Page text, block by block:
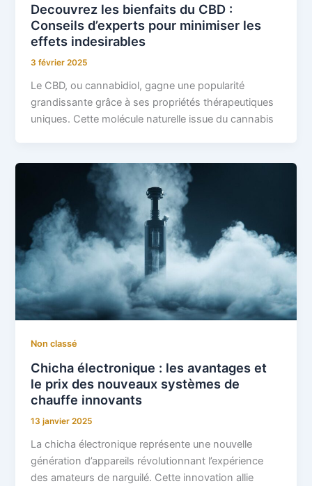
Decouvrez les bienfaits du CBD :
Conseils d’experts pour minimiser les
effets indesirables
3 février 2025
Le CBD, ou cannabidiol, gagne une popularité
grandissante grâce à ses propriétés thérapeutiques
uniques. Cette molécule naturelle issue du cannabis
Non classé
Chicha électronique : les avantages et
le prix des nouveaux systèmes de
chauffe innovants
13 janvier 2025
La chicha électronique représente une nouvelle
génération d’appareils révolutionnant l’expérience
des amateurs de narguilé. Cette innovation allie